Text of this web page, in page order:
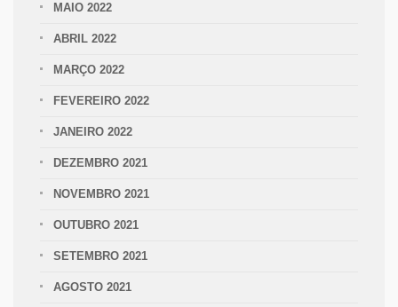
MAIO 2022
ABRIL 2022
MARÇO 2022
FEVEREIRO 2022
JANEIRO 2022
DEZEMBRO 2021
NOVEMBRO 2021
OUTUBRO 2021
SETEMBRO 2021
AGOSTO 2021